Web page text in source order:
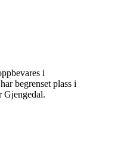
i
begrenset plass i
Gjengedal.